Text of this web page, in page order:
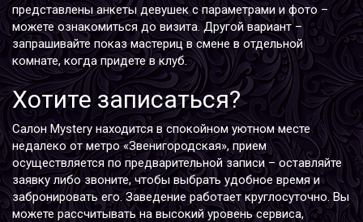
представлены анкеты девушек с параметрами и фото –
можете ознакомиться до визита. Другой вариант –
запрашивайте показ мастериц в смене в отдельной
комнате, когда придете в клуб.
Хотите записаться?
Салон Mystery находится в спокойном уютном месте
недалеко от метро «Звенигородская», прием
осуществляется по предварительной записи – оставляйте
заявку либо звоните, чтобы выбрать удобное время и
забронировать его. Заведение работает круглосуточно. Вы
можете рассчитывать на высокий уровень сервиса,